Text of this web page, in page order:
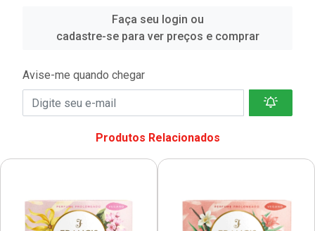
Faça seu login ou
cadastre-se para ver preços e comprar
Avise-me quando chegar
Produtos Relacionados